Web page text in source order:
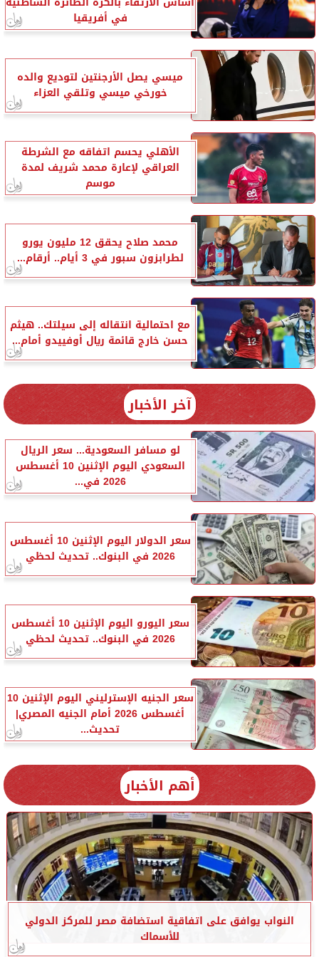
في أفريقيا
ميسي يصل الأرجنتين لتوديع والده
خورخي ميسي وتلقي العزاء
الأهلي يحسم اتفاقه مع الشرطة
العراقي لإعارة محمد شريف لمدة
موسم
محمد صلاح يحقق 12 مليون يورو
لطرابزون سبور في 3 أيام.. أرقام...
مع احتمالية انتقاله إلى سيلتك.. هيثم
حسن خارج قائمة ريال أوفييدو أمام...
آخر الأخبار
لو مسافر السعودية... سعر الريال
السعودي اليوم الإثنين 10 أغسطس
2026 في...
سعر الدولار اليوم الإثنين 10 أغسطس
2026 في البنوك.. تحديث لحظي
سعر اليورو اليوم الإثنين 10 أغسطس
2026 في البنوك.. تحديث لحظي
سعر الجنيه الإسترليني اليوم الإثنين 10
أغسطس 2026 أمام الجنيه المصري|
تحديث...
أهم الأخبار
النواب يوافق على اتفاقية استضافة مصر للمركز الدولي
للأسماك